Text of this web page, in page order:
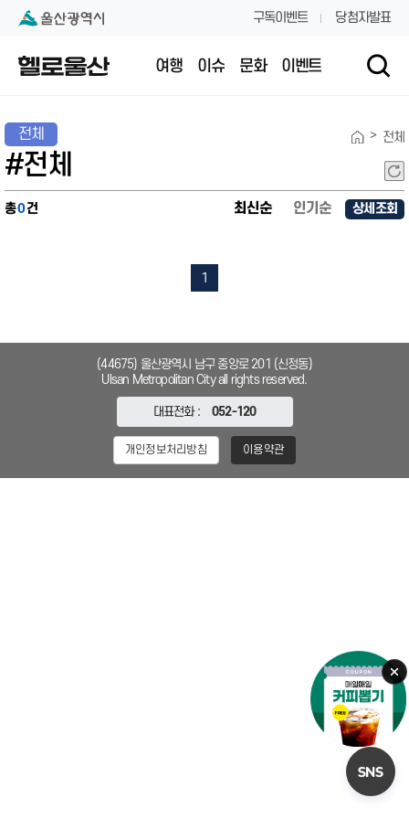
본문 내용 바로가기
대메뉴 바로가기
오
구독이벤트 당첨자발표
여행 이슈 문화 이벤트
전체 > 전체
#전체
총0건 최신순 인기순 상세조회
1
(44675) 울산광역시 남구 중앙로 201 (신정동)
Ulsan Metropolitan City all rights reserved.
대표전화 : 052-120
개인정보처리방침 이용약관